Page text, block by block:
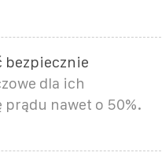
bezpiecznie
dla ich
nawet o 50%.